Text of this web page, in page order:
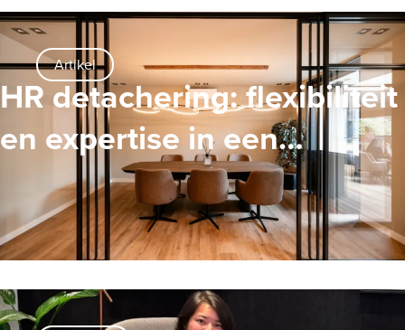
Artikel
HR detachering: flexibiliteit
en expertise in een
veranderende organisatie